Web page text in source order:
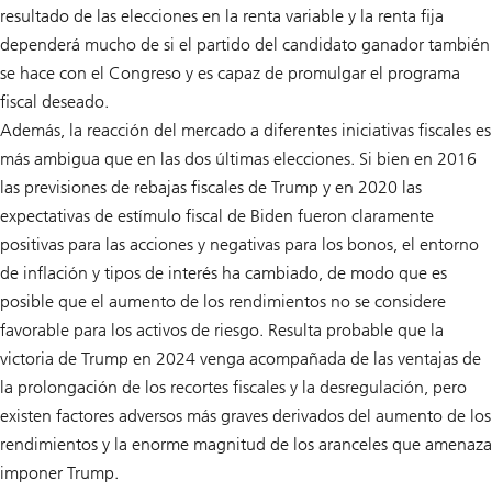
resultado de las elecciones en la renta variable y la renta fija
dependerá mucho de si el partido del candidato ganador también
se hace con el Congreso y es capaz de promulgar el programa
fiscal deseado.
Además, la reacción del mercado a diferentes iniciativas fiscales es
más ambigua que en las dos últimas elecciones. Si bien en 2016
las previsiones de rebajas fiscales de Trump y en 2020 las
expectativas de estímulo fiscal de Biden fueron claramente
positivas para las acciones y negativas para los bonos, el entorno
de inflación y tipos de interés ha cambiado, de modo que es
posible que el aumento de los rendimientos no se considere
favorable para los activos de riesgo. Resulta probable que la
victoria de Trump en 2024 venga acompañada de las ventajas de
la prolongación de los recortes fiscales y la desregulación, pero
existen factores adversos más graves derivados del aumento de los
rendimientos y la enorme magnitud de los aranceles que amenaza
imponer Trump.